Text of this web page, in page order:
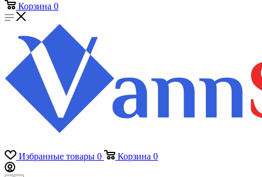
Корзина 0
Избранные товары 0 Корзина 0